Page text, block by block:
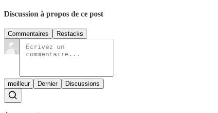
Discussion à propos de ce post
Commentaires Restacks
meilleur Dernier Discussions